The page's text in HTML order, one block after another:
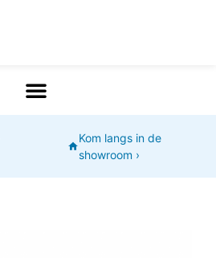
Kom langs in de
showroom ›